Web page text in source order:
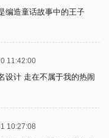
编造童话故事中的王子
11:42:00
设计 走在不属于我的热闹
10:27:08